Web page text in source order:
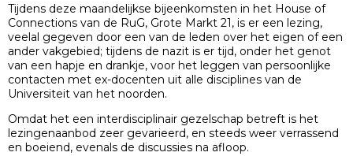
Tijdens deze maandelijkse bijeenkomsten in het House of
Connections van de RuG, Grote Markt 21, is er een lezing,
veelal gegeven door een van de leden over het eigen of een
ander vakgebied; tijdens de nazit is er tijd, onder het genot
van een hapje en drankje, voor het leggen van persoonlijke
contacten met ex-docenten uit alle disciplines van de
Universiteit van het noorden.
Omdat het een interdisciplinair gezelschap betreft is het
lezingenaanbod zeer gevarieerd, en steeds weer verrassend
en boeiend, evenals de discussies na afloop.